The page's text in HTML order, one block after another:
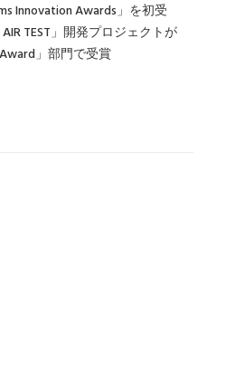
Innovation Awards」を初受
TEST」開発プロジェクトが
」部門で受賞